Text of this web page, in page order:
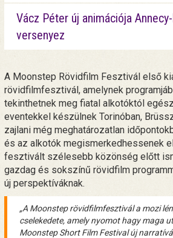
Vácz Péter új animációja
versenyez
A Moonstep Rövidfilm Fesztivál első
rövidfilmfesztivál, amelynek
tekinthetnek meg fiatal alkotóktól
eventekkel készülnek Torinóban,
zajlani még meghatározatlan
és az alkotók megismerkedhessenek
fesztivált szélesebb közönség előtt
gazdag és sokszínű rövidfilm
új perspektíváknak.
„A Moonstep rövidfilmfesztivál a mozi
cselekedete, amely nyomot hagy maga
Moonstep Short Film Festival új